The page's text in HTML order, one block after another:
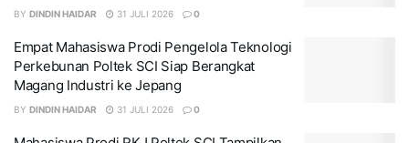
BY DINDIN HAIDAR 31 JULI 2026 0
Empat Mahasiswa Prodi Pengelola Teknologi
Perkebunan Poltek SCI Siap Berangkat
Magang Industri ke Jepang
BY DINDIN HAIDAR 31 JULI 2026 0